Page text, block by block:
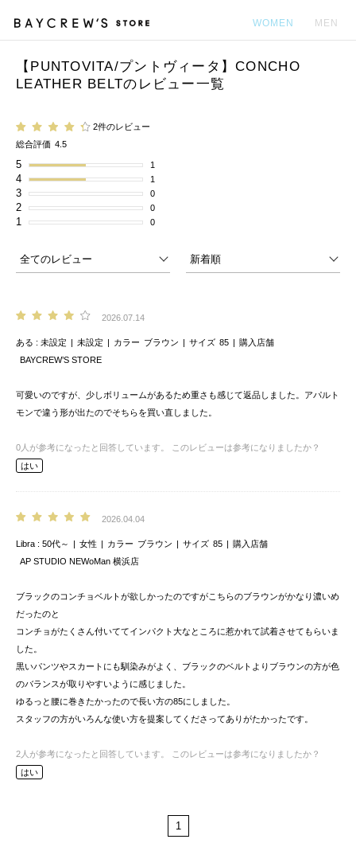
WOMEN MEN
【PUNTOVITA/プントヴィータ】CONCHO
LEATHER BELTのレビュー一覧
2件のレビュー
総合評価 4.5
5 1
4 1
3 0
2 0
1 0
2026.07.14
ある 未設定 未設定 カラー ブラウン サイズ 85
購入店舗
BAYCREW’S STORE
可愛いのですが、少しボリュームがあるため重さも感じて返品しました。アパルト
モンで違う形が出たのでそちらを買い直しました。
0 人が参考になったと回答しています。
このレビューは参考になりましたか？
はい
2026.04.04
Libra 50代～ 女性 カラー ブラウン サイズ 85
購入店舗
AP STUDIO NEWoMan 横浜店
ブラックのコンチョベルトが欲しかったのですがこちらのブラウンがかなり濃いめ
だったのと
コンチョがたくさん付いててインパクト大なところに惹かれて試着させてもらいま
した。
黒いパンツやスカートにも馴染みがよく、ブラックのベルトよりブラウンの方が色
のバランスが取りやすいように感じました。
ゆるっと腰に巻きたかったので長い方の85にしました。
スタッフの方がいろんな使い方を提案してくださってありがたかったです。
2 人が参考になったと回答しています。
このレビューは参考になりましたか？
はい
1